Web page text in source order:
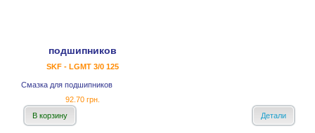
подшипников
SKF - LGMT 3/0 125
Смазка для подшипников
92.70 грн.
В корзину
Детали